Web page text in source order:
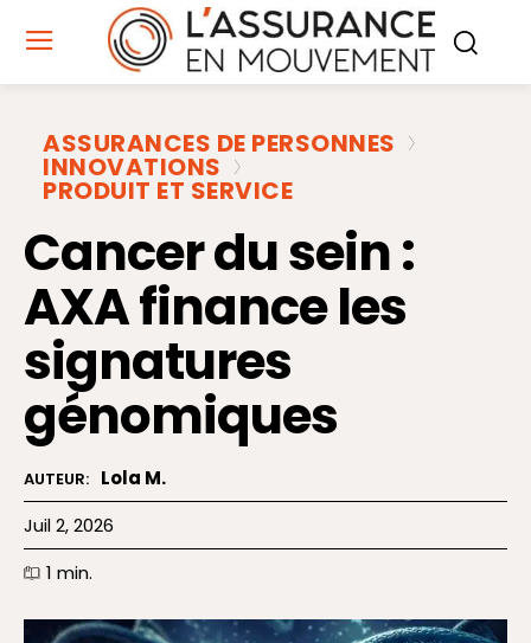
ASSURANCES DE PERSONNES
INNOVATIONS
PRODUIT ET SERVICE
Cancer du sein :
AXA finance les
signatures
génomiques
AUTEUR: Lola M.
Juil 2, 2026
1 min.